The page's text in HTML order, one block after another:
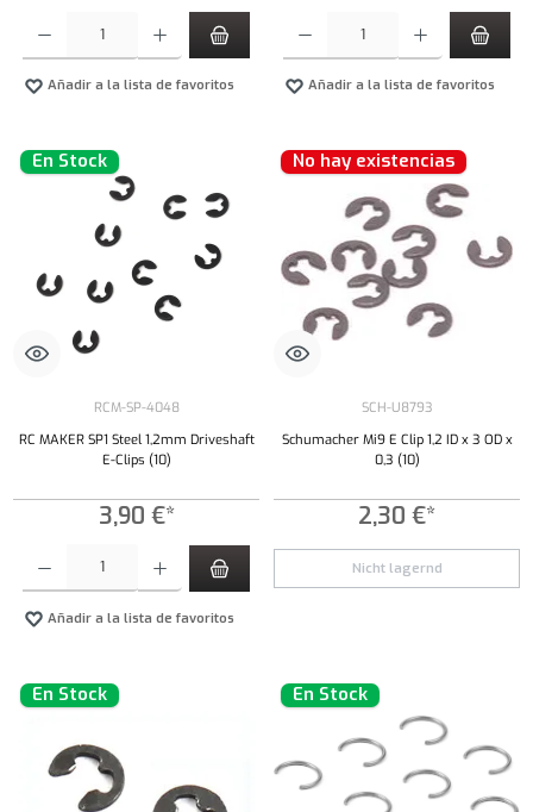
Añadir a la lista de favoritos Añadir a la lista de favoritos
En Stock
RCM-SP-4048
RC MAKER SP1 Steel 1,2mm Driveshaft
E-Clips (10)
3,90 €*
Cantidad del producto: introduce la cantidad deseada o usa los botones para aumentar o
Añadir a la lista de favoritos
No hay existencias
SCH-U8793
Schumacher Mi9 E Clip 1,2 ID x 3 OD x
0,3 (10)
2,30 €*
Nicht lagernd
En Stock En Stock